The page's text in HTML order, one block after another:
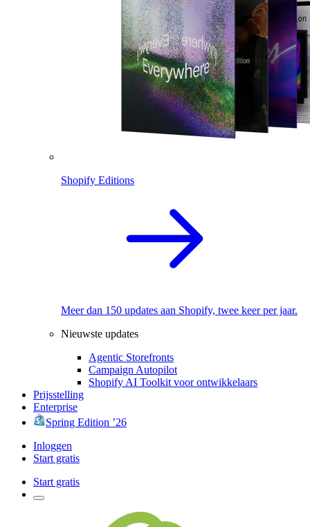
Shopify Editions
Meer dan 150 updates aan Shopify, twee keer per jaar.
Nieuwste updates
Agentic Storefronts
Campaign Autopilot
Shopify AI Toolkit voor ontwikkelaars
Prijsstelling
Enterprise
Spring Edition ’26
Inloggen
Start gratis
Start gratis